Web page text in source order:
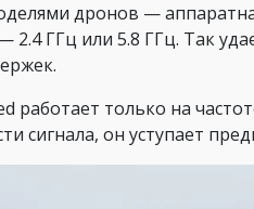
дронов —
2.4 ГГц или 5.8 ГГц. Так
работает только на
сигнала, он уступает